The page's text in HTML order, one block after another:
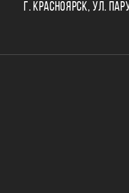
Г. КРАСНОЯРСК, УЛ.